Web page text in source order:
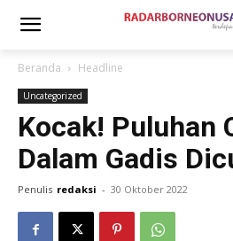
Beranda Headline
Uncategorized
Kocak! Puluhan
Dalam Gadis
Penulis redaksi - 30 Oktober 2022